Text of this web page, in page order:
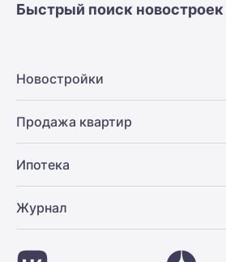
Быстрый поиск новостроек
Новостройки
Продажа квартир
Ипотека
Журнал